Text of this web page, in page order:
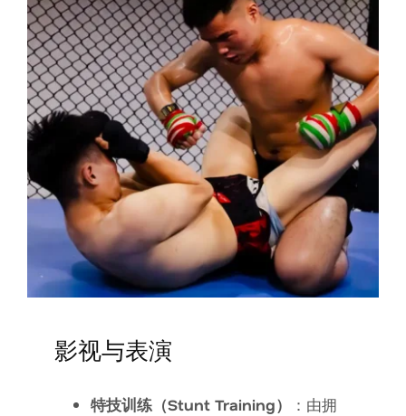
影视与表演
特技训练（Stunt Training）
：由拥